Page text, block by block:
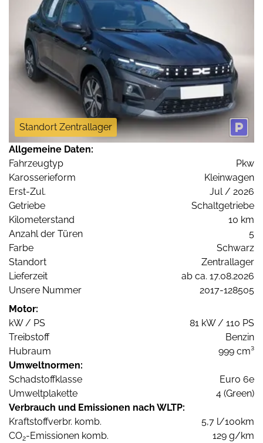
Standort Zentrallager
Allgemeine Daten:
Fahrzeugtyp
Pkw
Karosserieform
Kleinwagen
Erst-Zul.
Jul / 2026
Getriebe
Schaltgetriebe
Kilometerstand
10 km
Anzahl der Türen
5
Farbe
Schwarz
Standort
Zentrallager
Lieferzeit
ab ca. 17.08.2026
Unsere Nummer
2017-128505
Motor:
kW / PS
81 kW / 110 PS
Treibstoff
Benzin
Hubraum
999 cm³
Umweltnormen:
Schadstoffklasse
Euro 6e
Umweltplakette
4 (Green)
Verbrauch und Emissionen nach WLTP:
Kraftstoffverbr. komb.
5,7 l/100km
CO2-Emissionen komb.
129 g/km